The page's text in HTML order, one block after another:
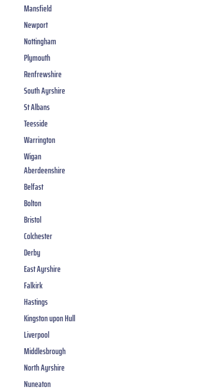
Mansfield
Newport
Nottingham
Plymouth
Renfrewshire
South Ayrshire
St Albans
Teesside
Warrington
Wigan
Aberdeenshire
Belfast
Bolton
Bristol
Colchester
Derby
East Ayrshire
Falkirk
Hastings
Kingston upon Hull
Liverpool
Middlesbrough
North Ayrshire
Nuneaton